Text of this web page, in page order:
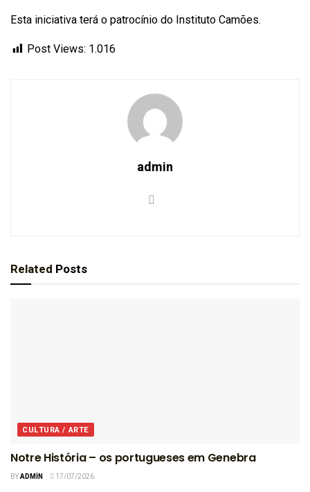
Esta iniciativa terá o patrocínio do Instituto Camões.
Post Views: 1.016
admin
Related Posts
CULTURA / ARTE
Notre História – os portugueses em Genebra
BYADMIN 17/07/2026